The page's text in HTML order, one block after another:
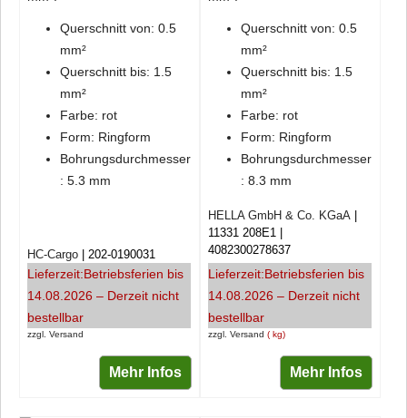
Querschnitt von: 0.5
mm²
Querschnitt bis: 1.5
mm²
Farbe: rot
Form: Ringform
Bohrungsdurchmesser
: 5.3 mm
zzgl. Versand
HC-Cargo 202-0190031
Lieferzeit:Betriebsferien bis
14.08.2026 – Derzeit nicht
bestellbar
Mehr Infos
Querschnitt von: 0.5
mm²
Querschnitt bis: 1.5
mm²
Farbe: rot
Form: Ringform
Bohrungsdurchmesser
: 8.3 mm
zzgl. Versand kg
HELLA GmbH & Co. KGaA
11331 208E1
4082300278637
Lieferzeit:Betriebsferien bis
14.08.2026 – Derzeit nicht
bestellbar
Mehr Infos